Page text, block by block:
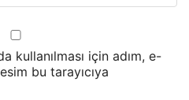
kullanılması için adım, e-
bu tarayıcıya